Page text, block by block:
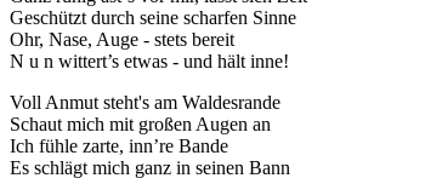
Geschützt durch seine scharfen Sinne
Ohr, Nase, Auge - stets bereit
N u n wittert’s etwas - und hält inne!
Voll Anmut steht's am Waldesrande
Schaut mich mit großen Augen an
Ich fühle zarte, inn’re Bande
Es schlägt mich ganz in seinen Bann